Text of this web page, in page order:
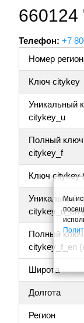
660124
Телефон: +7
Номер
Ключ citykey
Уникальный
citykey_u
Полный ключ
citykey_f
Ключ citykey
Уникальный
citykey_u_en
Полный ключ
citykey_f_en
Широта
Долгота
Регион
Мы